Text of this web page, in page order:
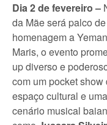
Dia 2 de fevereiro –
da Mãe será palco
homenagem a
Maris, o evento
up diverso e
com um pocket
espaço cultural e
cenário musical